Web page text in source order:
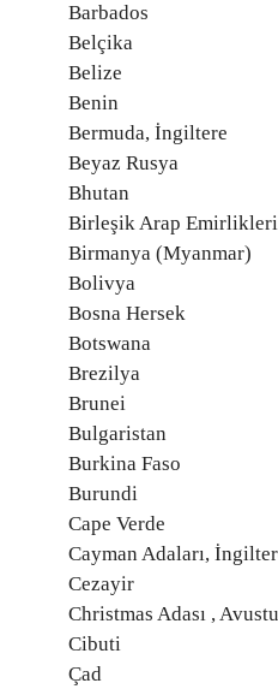
Barbados
Belçika
Belize
Benin
Bermuda, İngiltere
Beyaz Rusya
Bhutan
Birleşik Arap Emirlikleri
Birmanya (Myanmar)
Bolivya
Bosna Hersek
Botswana
Brezilya
Brunei
Bulgaristan
Burkina Faso
Burundi
Cape Verde
Cayman Adaları,
Cezayir
Christmas Adası ,
Cibuti
Çad